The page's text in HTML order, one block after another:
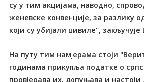
су у тим акцијама, наводно,
женевске конвенције, за разлику
који су убијали цивиле",
На путу тим намјерама стоји
годинама прикупља податке о
провјерава их, допуњава и